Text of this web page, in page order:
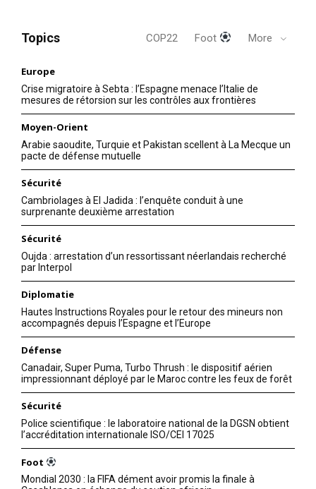
Topics COP22 Foot More
Europe
Crise migratoire à Sebta : l’Espagne menace l’Italie de
mesures de rétorsion sur les contrôles aux frontières
Moyen-Orient
Arabie saoudite, Turquie et Pakistan scellent à La Mecque un
pacte de défense mutuelle
Sécurité
Cambriolages à El Jadida : l’enquête conduit à une
surprenante deuxième arrestation
Sécurité
Oujda : arrestation d’un ressortissant néerlandais recherché
par Interpol
Diplomatie
Hautes Instructions Royales pour le retour des mineurs non
accompagnés depuis l’Espagne et l’Europe
Défense
Canadair, Super Puma, Turbo Thrush : le dispositif aérien
impressionnant déployé par le Maroc contre les feux de forêt
Sécurité
Police scientifique : le laboratoire national de la DGSN obtient
l’accréditation internationale ISO/CEI 17025
Foot
Mondial 2030 : la FIFA dément avoir promis la finale à